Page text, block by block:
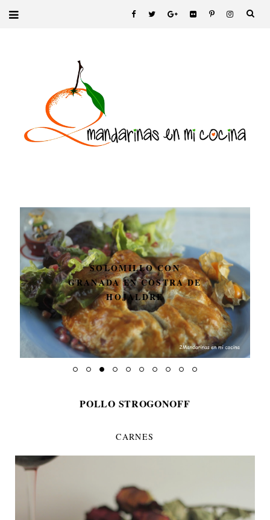
SOLOMILLO CON
GRANADA EN COSTRA DE
HOJALDRE
POLLO STROGONOFF
CARNES